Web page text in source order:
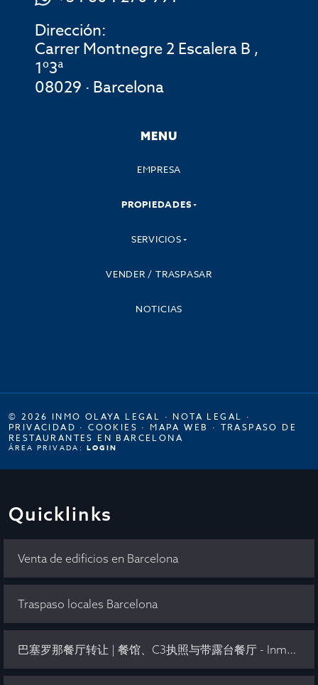
Dirección:
Carrer Montnegre 2 Escalera B ,
1º3ª
08029 · Barcelona
MENU
EMPRESA
PROPIEDADES
SERVICIOS
VENDER / TRASPASAR
NOTICIAS
© 2026 INMO OLAYA LEGAL · NOTA LEGAL ·
PRIVACIDAD ·COOKIES · MAPA WEB · TRASPASO DE
RESTAURANTES EN BARCELONA
ÁREA PRIVADA: LOGIN
Quicklinks
Venta de edificios en Barcelona
Traspaso locales Barcelona
巴塞罗那餐厅转让 | 餐馆、C3执照与带露台餐厅 - Inmo Olaya